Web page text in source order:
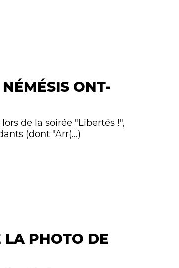
ONT-
de la soirée "Libertés !",
(dont "Arr(...)
LA PHOTO DE